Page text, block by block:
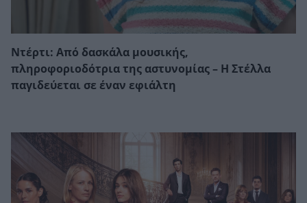
Ντέρτι: Από δασκάλα μουσικής,
πληροφοριοδότρια της αστυνομίας – Η Στέλλα
παγιδεύεται σε έναν εφιάλτη